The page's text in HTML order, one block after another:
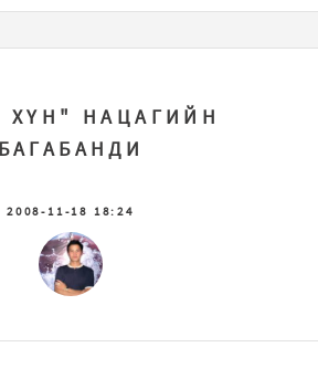
ХҮН" НАЦАГИЙН
БАГАБАНДИ
2008-11-18 18:24